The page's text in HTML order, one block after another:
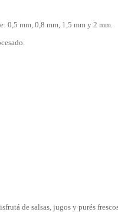
0,5 mm, 0,8 mm, 1,5 mm y 2 mm.
de salsas, jugos y purés